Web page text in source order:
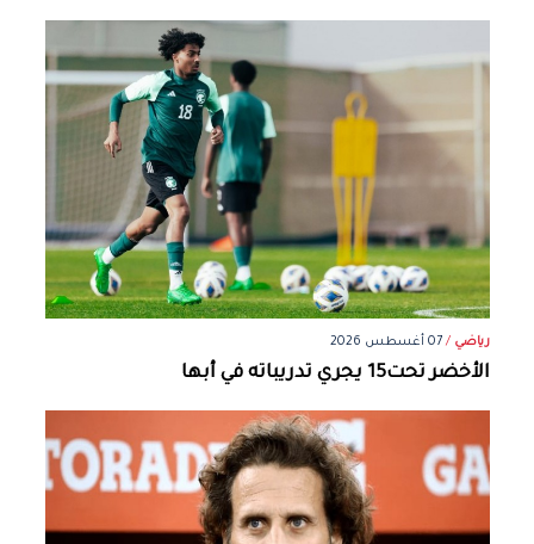
رياضي /07 أغسطس 2026
الأخضر تحت15 يجري تدريباته في أبها